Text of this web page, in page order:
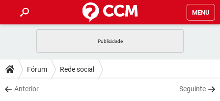
MENU
CELULAR
OUTLOOK
DICAS
JOGOS
DOWNLOADS
Fórum Rede social
Anterior Seguinte